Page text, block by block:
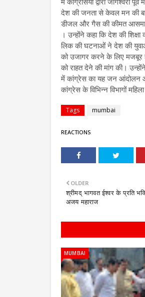
देश की जनता से केवल मन की
डीजल और गैस की कीमत
। उन्होंने कहा कि देश की
लिक की घटनाओं ने देश की
को उजागर करने के लिए मजबूर
को राहत देने की मांग की।
में कांग्रेस का यह जन आंदोलन
कांग्रेस के विभिन्न विभागों
Tags mumbai
REACTIONS
OLDER
श्रीमद् भागवत ईश्वर के प्रति
अजय महाराज
MUMBAI